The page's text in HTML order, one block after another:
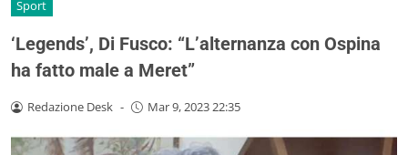
Sport
‘Legends’, Di Fusco: “L’alternanza con Ospina
ha fatto male a Meret”
Redazione Desk - Mar 9, 2023 22:35